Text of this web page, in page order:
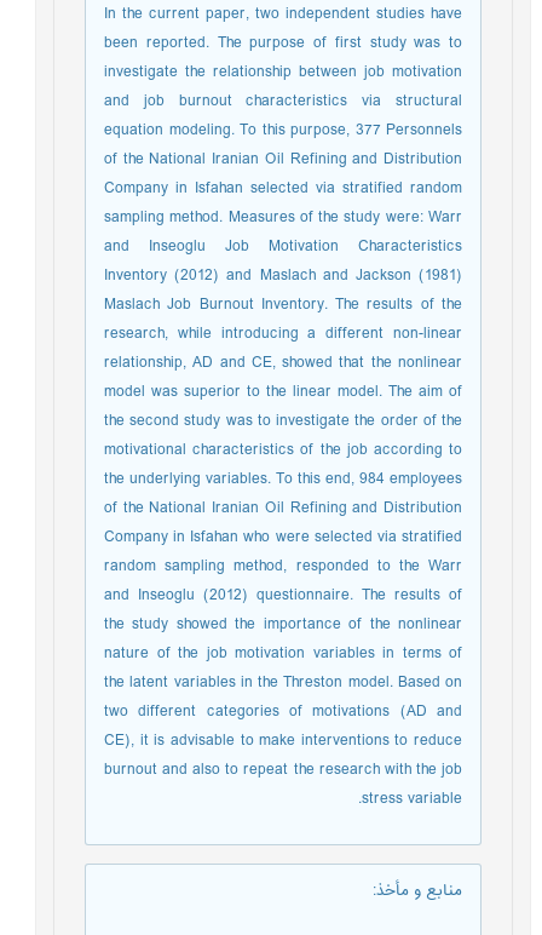
In the current paper, two independent studies have
been reported. The purpose of first study was to
investigate the relationship between job motivation
and job burnout characteristics via structural
equation modeling. To this purpose, 377 Personnels
of the National Iranian Oil Refining and Distribution
Company in Isfahan selected via stratified random
sampling method. Measures of the study were: Warr
and Inseoglu Job Motivation Characteristics
Inventory (2012) and Maslach and Jackson (1981)
Maslach Job Burnout Inventory. The results of the
research, while introducing a different non-linear
relationship, AD and CE, showed that the nonlinear
model was superior to the linear model. The aim of
the second study was to investigate the order of the
motivational characteristics of the job according to
the underlying variables. To this end, 984 employees
of the National Iranian Oil Refining and Distribution
Company in Isfahan who were selected via stratified
random sampling method, responded to the Warr
and Inseoglu (2012) questionnaire. The results of
the study showed the importance of the nonlinear
nature of the job motivation variables in terms of
the latent variables in the Threston model. Based on
two different categories of motivations (AD and
CE), it is advisable to make interventions to reduce
burnout and also to repeat the research with the job
stress variable.
منابع و مأخذ: